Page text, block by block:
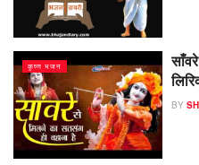
कृष्ण भजन
BY